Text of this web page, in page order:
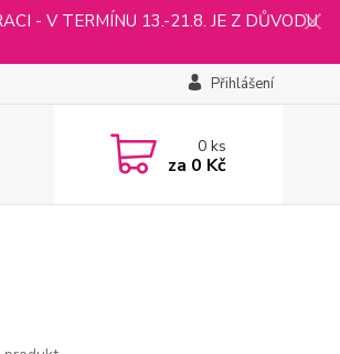
- V TERMÍNU 13.-21.8. JE Z DŮVODU
Přihlášení
0ks
za 0 Kč